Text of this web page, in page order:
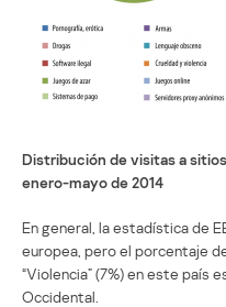
Distribución de visitas a
enero-mayo de 2014
En general, la estadística de
europea, pero el porcentaje
“Violencia” (7%) en este país
Occidental.